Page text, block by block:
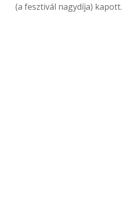
(a fesztivál nagydíja) kapott.